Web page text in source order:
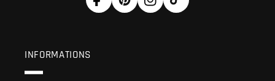
FacebookPinterestInstagram
TikTok
INFORMATIONS